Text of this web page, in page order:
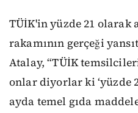
TÜİK'in yüzde 21 olarak
rakamının gerçeği
Atalay, “TÜİK
onlar diyorlar ki ‘yüzde
ayda temel gıda